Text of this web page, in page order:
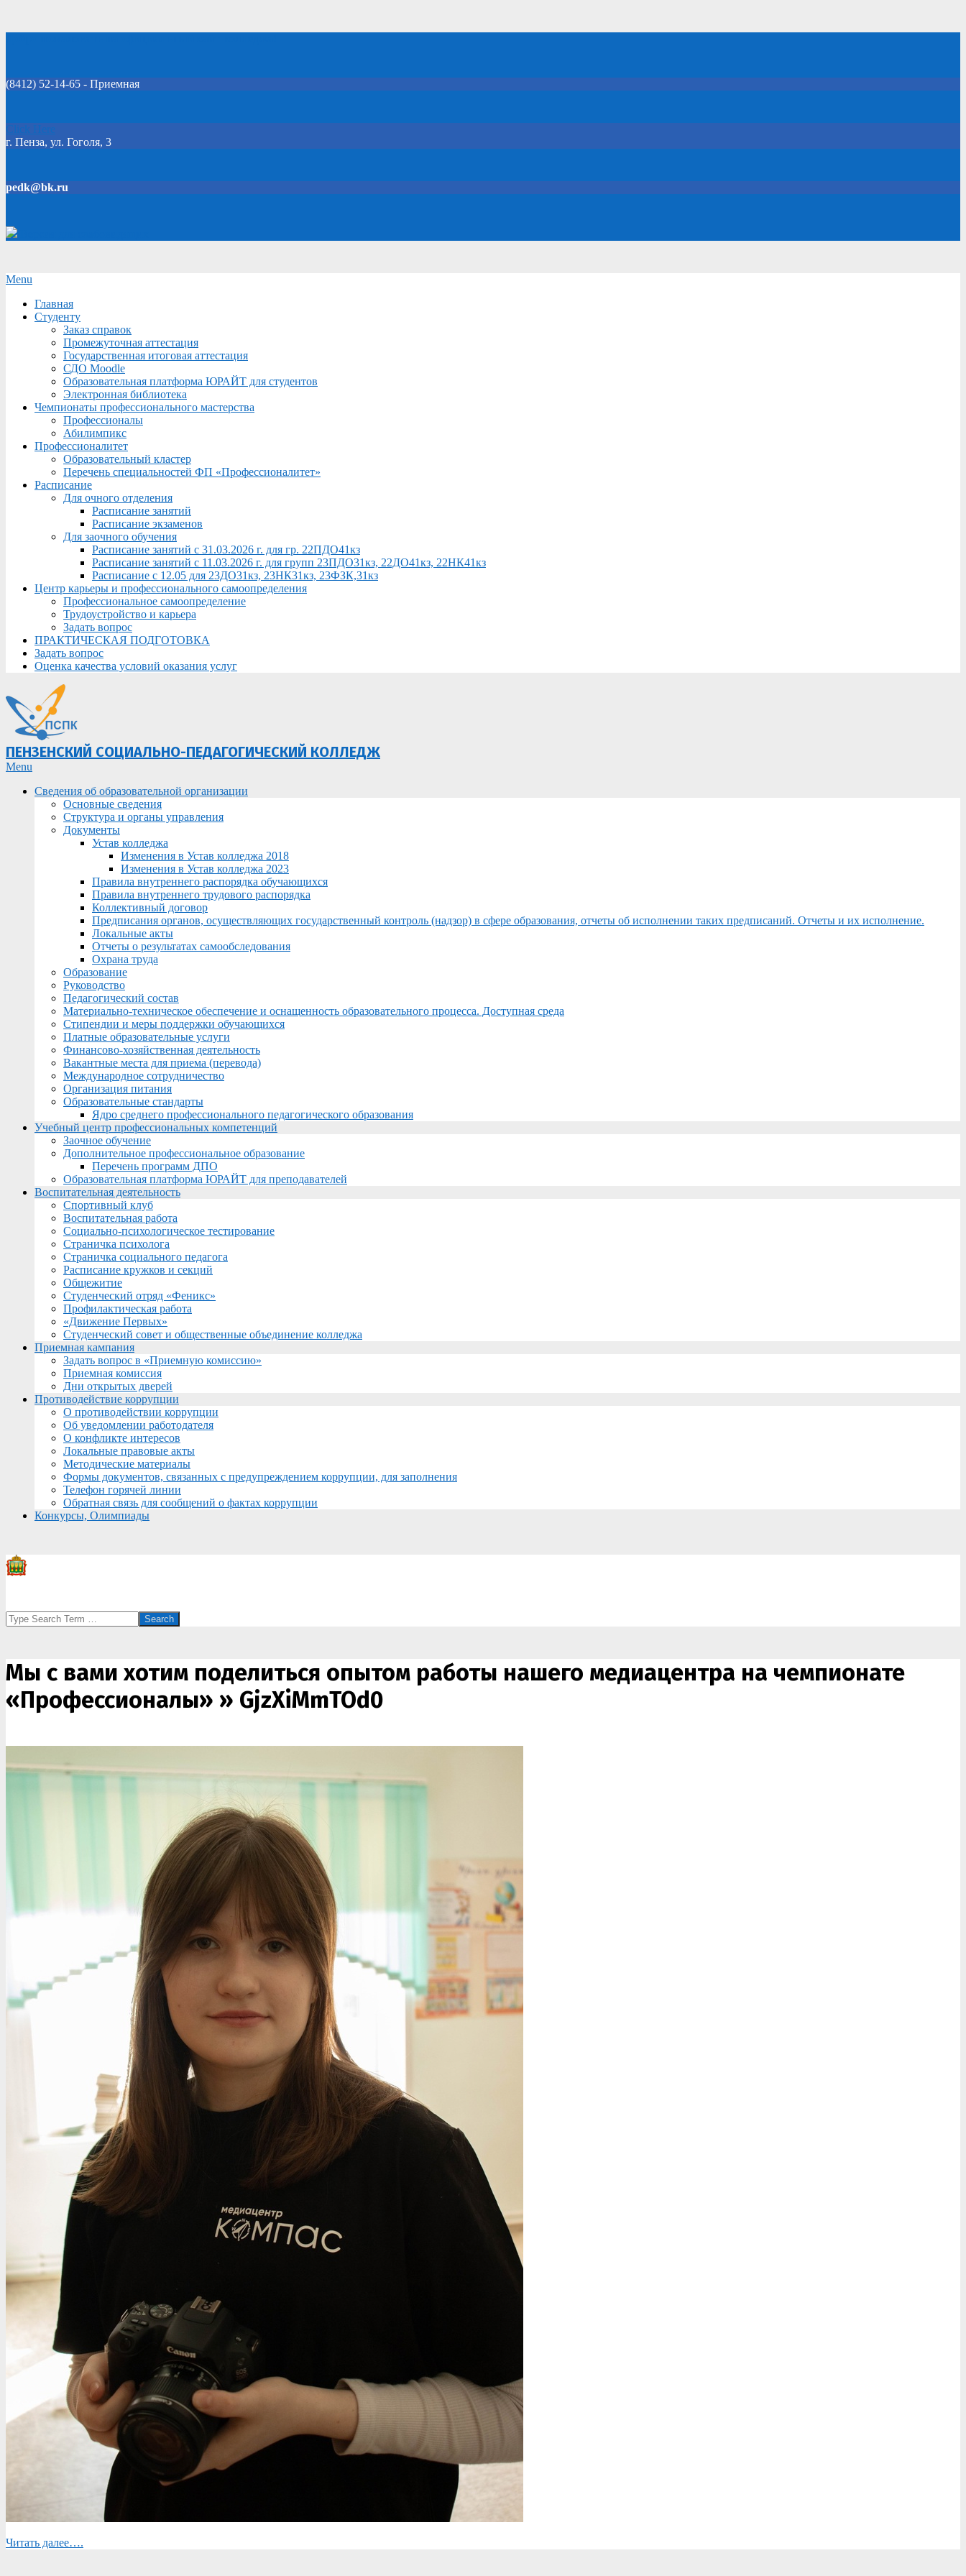
(8412) 52-14-65 - Приемная
Click Here
г. Пенза, ул. Гоголя, 3
pedk@bk.ru
Secondary
Menu
Menu
Главная
Студенту
Заказ справок
Промежуточная аттестация
Государственная итоговая аттестация
СДО Moodle
Образовательная платформа ЮРАЙТ для студентов
Электронная библиотека
Чемпионаты профессионального мастерства
Профессионалы
Абилимпикс
Профессионалитет
Образовательный кластер
Перечень специальностей ФП «Профессионалитет»
Расписание
Для очного отделения
Расписание занятий
Расписание экзаменов
Для заочного обучения
Расписание занятий с 31.03.2026 г. для гр. 22ПДО41кз
Расписание занятий с 11.03.2026 г. для групп 23ПДО31кз, 22ДО41кз, 22НК41кз
Расписание с 12.05 для 23ДО31кз, 23НК31кз, 23ФЗК,31кз
Центр карьеры и профессионального самоопределения
Профессиональное самоопределение
Трудоустройство и карьера
Задать вопрос
ПРАКТИЧЕСКАЯ ПОДГОТОВКА
Задать вопрос
Оценка качества условий оказания услуг
ПЕНЗЕНСКИЙ СОЦИАЛЬНО-ПЕДАГОГИЧЕСКИЙ КОЛЛЕДЖ
Primary
Menu
Menu
Сведения об образовательной организации
Основные сведения
Структура и органы управления
Документы
Устав колледжа
Изменения в Устав колледжа 2018
Изменения в Устав колледжа 2023
Правила внутреннего распорядка обучающихся
Правила внутреннего трудового распорядка
Коллективный договор
Предписания органов, осуществляющих государственный контроль (надзор) в сфере образования, отчеты об исполнении таких предписаний. Отчеты и их исполнение.
Локальные акты
Отчеты о результатах самообследования
Охрана труда
Образование
Руководство
Педагогический состав
Материально-техническое обеспечение и оснащенность образовательного процесса. Доступная среда
Стипендии и меры поддержки обучающихся
Платные образовательные услуги
Финансово-хозяйственная деятельность
Вакантные места для приема (перевода)
Международное сотрудничество
Организация питания
Образовательные стандарты
Ядро среднего профессионального педагогического образования
Учебный центр профессиональных компетенций
Заочное обучение
Дополнительное профессиональное образование
Перечень программ ДПО
Образовательная платформа ЮРАЙТ для преподавателей
Воспитательная деятельность
Спортивный клуб
Воспитательная работа
Социально-психологическое тестирование
Страничка психолога
Страничка социального педагога
Расписание кружков и секций
Общежитие
Студенческий отряд «Феникс»
Профилактическая работа
«Движение Первых»
Студенческий совет и общественные объединение колледжа
Приемная кампания
Задать вопрос в «Приемную комиссию»
Приемная комиссия
Дни открытых дверей
Противодействие коррупции
О противодействии коррупции
Об уведомлении работодателя
О конфликте интересов
Локальные правовые акты
Методические материалы
Формы документов, связанных с предупреждением коррупции, для заполнения
Телефон горячей линии
Обратная связь для сообщений о фактах коррупции
Конкурсы, Олимпиады
Search
Мы с вами хотим поделиться опытом работы нашего медиацентра на чемпионате
«Профессионалы» » GjzXiMmTOd0
Читать далее….